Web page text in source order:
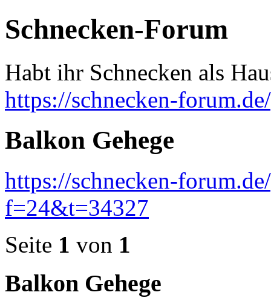
Schnecken-Forum
Habt ihr Schnecken als
https://schnecken-
Balkon Gehege
https://schnecken-
f=24&t=34327
Seite 1 von 1
Balkon Gehege